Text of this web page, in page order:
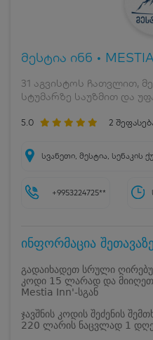
მესტია ინნ •
31 აგვისტოს ჩათვლით,
სტუმარზე საუზმით და
5.0 2
სვანეთი, მესტია, სენაკის
+9953224725**
ინფორმაცია
გადაიხადეთ სრული
კოდი 15 ლარად და მიიღეთ
Mestia Inn'-სგან
ჯავშნის კოდის შეძენის
220 ლარის ნაცვლად 1